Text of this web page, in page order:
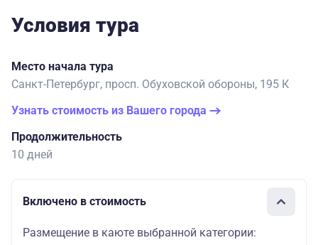
Условия тура
Место начала тура
Санкт-Петербург, просп. Обуховской обороны, 195 К
Узнать стоимость из Вашего города
Продолжительность
10 дней
Включено в стоимость
Размещение в каюте выбранной категории: